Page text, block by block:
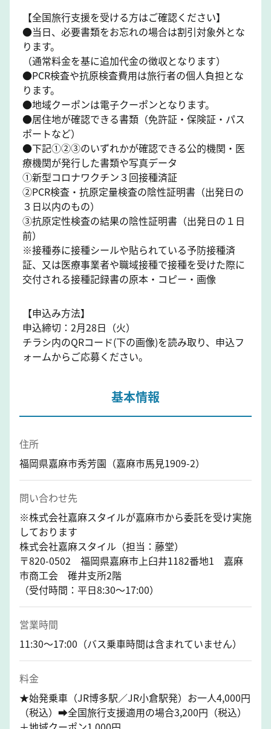
【全国旅行支援を受ける方はご確認ください】
●当日、必要書類をお忘れの場合は割引対象外とな
ります。
（通常料金を基に追加代金の徴収となります）
●PCR検査や抗原検査費用は旅行者の個人負担とな
ります。
●地域クーポンは電子クーポンとなります。
●居住地が確認できる書類（免許証・保険証・パス
ポートなど）
●下記①②③のいずれかが確認できる公的機関・医
療機関が発行した書類や写真データ
①新型コロナワクチン３回接種済証
②PCR検査・抗原定量検査の陰性証明書（出発日の
３日以内のもの）
③抗原定性検査の結果の陰性証明書（出発日の１日
前）
※接種券に接種シールや貼られている予防接種済
証、又は医療事業者や職域接種で接種を受けた際に
交付される接種記録書の原本・コピー・画像
【申込み方法】
申込締切：2月28日（火）
チラシ内のQRコード(下の画像)を読み取り、申込フ
ォームからご応募ください。
基本情報
住所
福岡県嘉麻市秀芳園（嘉麻市馬見1909-2）
問い合わせ先
※株式会社嘉麻スタイルが嘉麻市から委託を受け実施
しております
株式会社嘉麻スタイル（担当：藤堂）
〒820-0502 福岡県嘉麻市上臼井1182番地1 嘉麻
市商工会 碓井支所2階
（受付時間：平日8:30～17:00）
営業時間
11:30～17:00（バス乗車時間は含まれていません）
料金
★始発乗車（JR博多駅／JR小倉駅発）お一人4,000円
（税込）➡全国旅行支援適用の場合3,200円（税込）